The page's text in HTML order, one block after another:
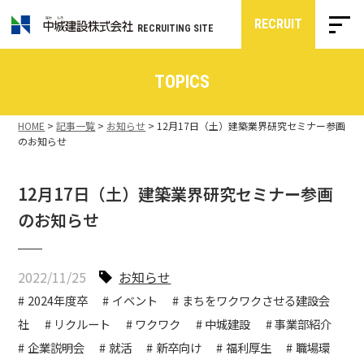
RECRUITING SITE RECRUIT
TOPICS
HOME >記事一覧 > お知らせ > 12月17日（土）建築業界研究セミナー参画
のお知らせ
12月17日（土）建築業界研究セミナー参画
のお知らせ
2022/11/25 お知らせ
2024年度卒 イベント
まちをワクワクさせる建設会
社
リクルート ワクワク 中城建設
事業部紹介
企業説明会
就活 新卒向け 福利厚生
職場環